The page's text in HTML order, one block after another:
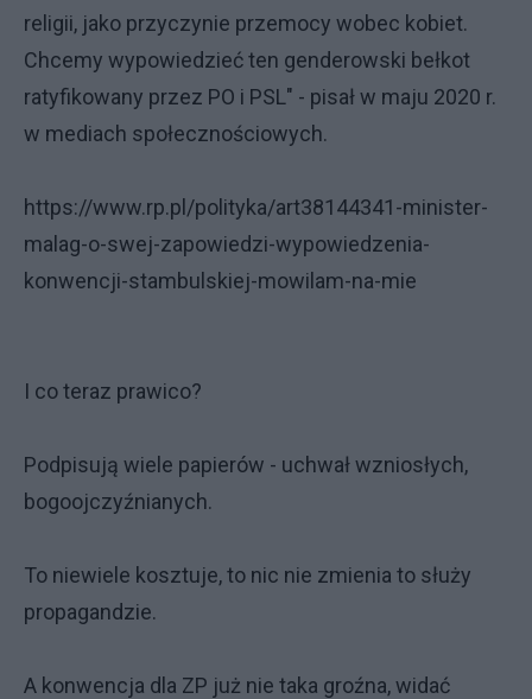
religii, jako przyczynie przemocy wobec kobiet.
Chcemy wypowiedzieć ten genderowski bełkot
ratyfikowany przez PO i PSL" - pisał w maju 2020 r.
w mediach społecznościowych.
https://www.rp.pl/polityka/art38144341-minister-
malag-o-swej-zapowiedzi-wypowiedzenia-
konwencji-stambulskiej-mowilam-na-mie
I co teraz prawico?
Podpisują wiele papierów - uchwał wzniosłych,
bogoojczyźnianych.
To niewiele kosztuje, to nic nie zmienia to służy
propagandzie.
A konwencja dla ZP już nie taka groźna, widać